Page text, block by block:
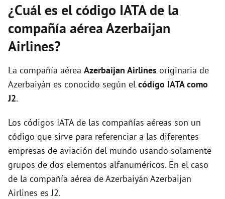
¿Cuál es el código IATA de la
compañía aérea Azerbaijan
Airlines?
La compañía aérea Azerbaijan Airlines originaria de
Azerbaiyán es conocido según el código IATA como
J2.
Los códigos IATA de las compañías aéreas son un
código que sirve para referenciar a las diferentes
empresas de aviación del mundo usando solamente
grupos de dos elementos alfanuméricos. En el caso
de la compañía aérea de Azerbaiyán Azerbaijan
Airlines es J2.